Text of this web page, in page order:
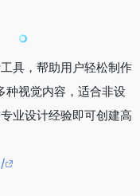
具，帮助用户轻松制作
种视觉内容，适合非设
业设计经验即可创建高